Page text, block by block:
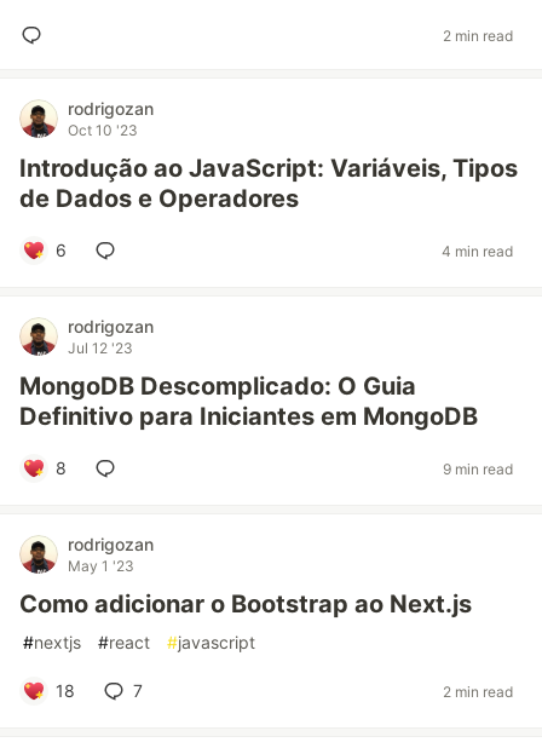
2 min read
rodrigozan
Oct 10 '23
Introdução ao JavaScript: Variáveis, Tipos
de Dados e Operadores
6 4 min read
rodrigozan
Jul 12 '23
MongoDB Descomplicado: O Guia
Definitivo para Iniciantes em MongoDB
8 9 min read
rodrigozan
May 1 '23
Como adicionar o Bootstrap ao Next.js
#nextjs #react #javascript
18 7 2 min read